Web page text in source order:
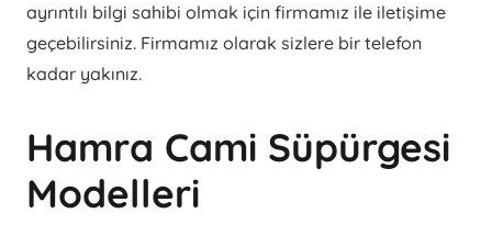
ayrıntılı bilgi sahibi olmak için firmamız ile iletişime
geçebilirsiniz. Firmamız olarak sizlere bir telefon
kadar yakınız.
Hamra Cami Süpürgesi
Modelleri